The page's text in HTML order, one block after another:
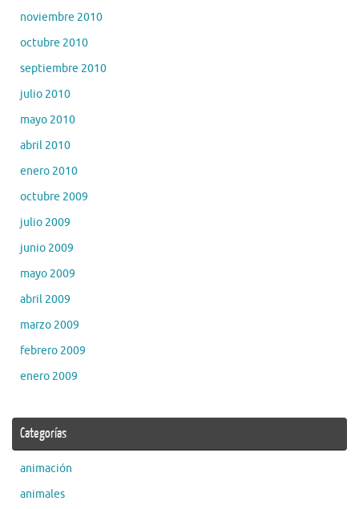
noviembre 2010
octubre 2010
septiembre 2010
julio 2010
mayo 2010
abril 2010
enero 2010
octubre 2009
julio 2009
junio 2009
mayo 2009
abril 2009
marzo 2009
febrero 2009
enero 2009
Categorías
animación
animales